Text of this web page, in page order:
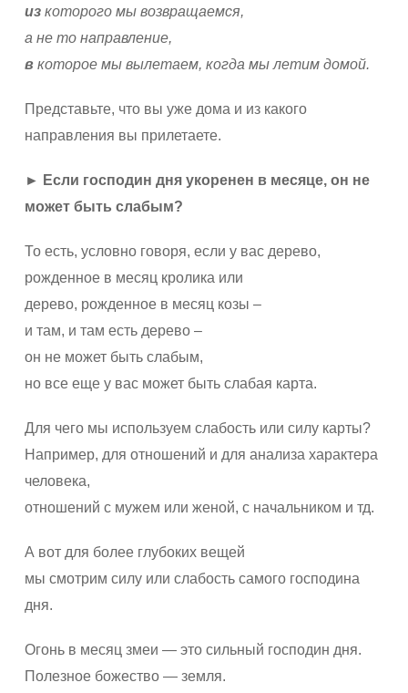
изкоторого мы возвращаемся,
а не то направление,
вкоторое мы вылетаем, когда мы летим домой.
Представьте, что вы уже дома и из какого
направления вы прилетаете.
► Если господин дня укоренен в месяце, он не
может быть слабым?
То есть, условно говоря, если у вас дерево,
рожденное в месяц кролика или
дерево, рожденное в месяц козы –
и там, и там есть дерево –
он не может быть слабым,
но все еще у вас может быть слабая карта.
Для чего мы используем слабость или силу карты?
Например, для отношений и для анализа характера
человека,
отношений с мужем или женой, с начальником и тд.
А вот для более глубоких вещей
мы смотрим силу или слабость самого господина
дня.
Огонь в месяц змеи — это сильный господин дня.
Полезное божество — земля.